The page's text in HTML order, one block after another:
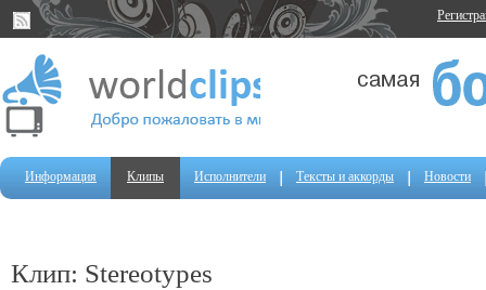
Информация Клипы Исполнители Тексты и аккорды Новости
Клип: Stereotypes